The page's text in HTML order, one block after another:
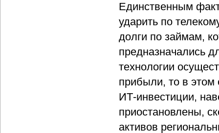
Единственным
ударить по
долги по займам,
предназначались
технологии
прибыли, то в
ИТ-инвестиции,
приостановлены,
активов